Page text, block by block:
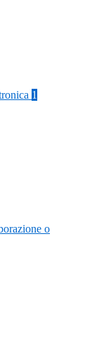
1
o